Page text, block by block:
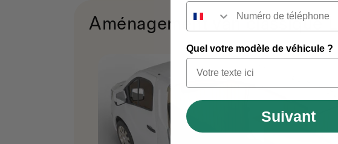
Aménagement van classique L2
Quel votre modèle de véhicule ?
Suivant